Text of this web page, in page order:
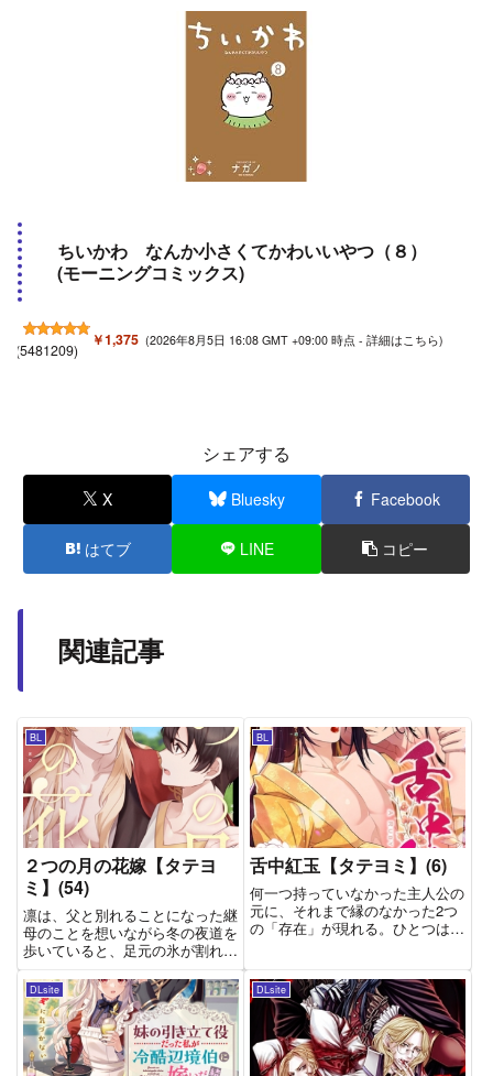
ちいかわ なんか小さくてかわいいやつ（８）
(モーニングコミックス)
(5481209)
￥1,375 (2026年8月5日 16:08 GMT +09:00 時点 -詳細はこちら)
シェアする
X Bluesky Facebook
はてブ LINE コピー
関連記事
BL
２つの月の花嫁【タテヨ
ミ】(54)
凛は、父と別れることになった継
母のことを想いながら冬の夜道を
歩いていると、足元の氷が割れて
めると、見知らぬ宮廷にいた。使
用人たちから「お妃さま」と呼ば
れ困惑する凛。事情を聞くと、ど
うやら異世界に呼ばれてしまっ
た...
BL
舌中紅玉【タテヨミ】(6)
何一つ持っていなかった主人公の
元に、それまで縁のなかった2つ
の「存在」が現れる。ひとつは、
った「彼」。もうひとつは、魔教
が野心を込めて創り出した希代の
宝珠「舌中紅玉」。Downlo...
DLsite DLsite